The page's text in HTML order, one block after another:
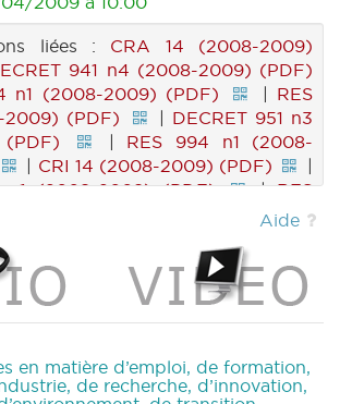
liées : CRA 14 (2008-2009)
941 n4 (2008-2009) (PDF)
n1 (2008-2009) (PDF) | RES
2009) (PDF)
| DECRET 951 n3
| RES 994 n1 (2008-
| CRI 14 (2008-2009) (PDF)
|
n1 (2008-2009) (PDF)
|RES
DECRET 990 n2
|DECRET 941 n5 (2008-2009)
988 n1 (2008-2009) (PDF)
Aide
en matière d’emploi, de formation,
de recherche, d’innovation,